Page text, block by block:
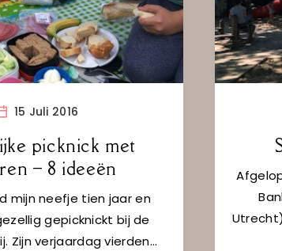
15 Juli 2016
picknick met
– 8 ideeën
mijn neefje tien jaar en
gepicknickt bij de
Zijn verjaardag vierden…